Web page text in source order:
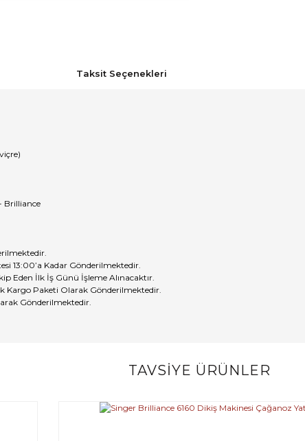
Taksit Seçenekleri
Brilliance
13:00’a Kadar Gönderilmektedir.
Eden İlk İş Günü İşleme Alınacaktır.
Kargo Paketi Olarak Gönderilmektedir.
Gönderilmektedir.
Bu ürüne ilk yorumu siz yapın!
TAVSİYE ÜRÜNLER